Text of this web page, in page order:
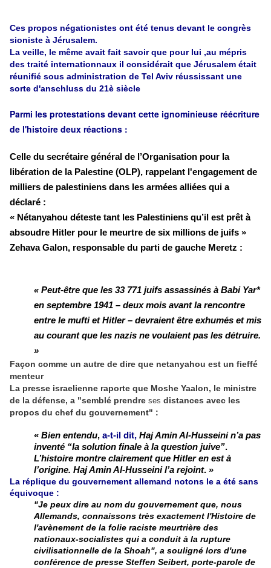
Ces propos négationistes ont été tenus devant le congrès
sioniste à Jérusalem.
La veille, le même avait fait savoir que pour lui ,au mépris
des traité internationnaux il considérait que Jérusalem était
réunifié sous administration de Tel Aviv réussissant une
sorte d'anschluss du 21è siècle
Parmi les protestations devant cette ignominieuse réécriture
de l'histoire deux réactions :
Celle du secrétaire général de l’Organisation pour la
libération de la Palestine (OLP), rappelant l'engagement de
milliers de palestiniens dans les armées alliées qui a
déclaré :
« Nétanyahou déteste tant les Palestiniens qu’il est prêt à
absoudre Hitler pour le meurtre de six millions de juifs »
Zehava Galon, responsable du parti de gauche Meretz :
« Peut-être que les 33 771 juifs assassinés à Babi Yar*
en septembre 1941 – deux mois avant la rencontre
entre le mufti et Hitler – devraient être exhumés et mis
au courant que les nazis ne voulaient pas les détruire.
»
Façon comme un autre de dire que netanyahou est un fieffé
menteur
La presse israelienne raporte que Moshe Yaalon, le ministre
de la défense, a "semblé prendre ses distances avec les
propos du chef du gouvernement" :
« Bien entendu, a-t-il dit, Haj Amin Al-Husseini n’a pas
inventé “la solution finale à la question juive”.
L’histoire montre clairement que Hitler en est à
l’origine. Haj Amin Al-Husseini l’a rejoint. »
La réplique du gouvernement allemand notons le a été sans
équivoque :
"Je peux dire au nom du gouvernement que, nous
Allemands, connaissons très exactement l'Histoire de
l'avènement de la folie raciste meurtrière des
nationaux-socialistes qui a conduit à la rupture
civilisationnelle de la Shoah", a souligné lors d'une
conférence de presse Steffen Seibert, porte-parole de